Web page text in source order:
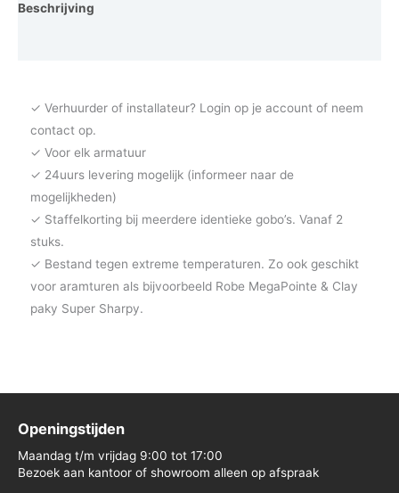
Beschrijving
✓ Verhuurder of installateur? Login op je account of neem
contact op.
✓ Voor elk armatuur
✓ 24uurs levering mogelijk (informeer naar de
mogelijkheden)
✓ Staffelkorting bij meerdere identieke gobo’s. Vanaf 2
stuks.
✓ Bestand tegen extreme temperaturen. Zo ook geschikt
voor aramturen als bijvoorbeeld Robe MegaPointe & Clay
paky Super Sharpy.
Openingstijden
Maandag t/m vrijdag 9:00 tot 17:00
Bezoek aan kantoor of showroom alleen op afspraak